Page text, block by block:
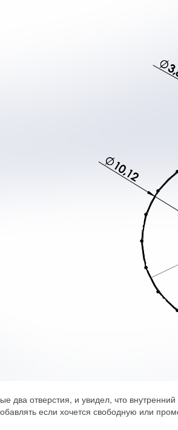
два отверстия, и увидел, что
если хочется свободную или